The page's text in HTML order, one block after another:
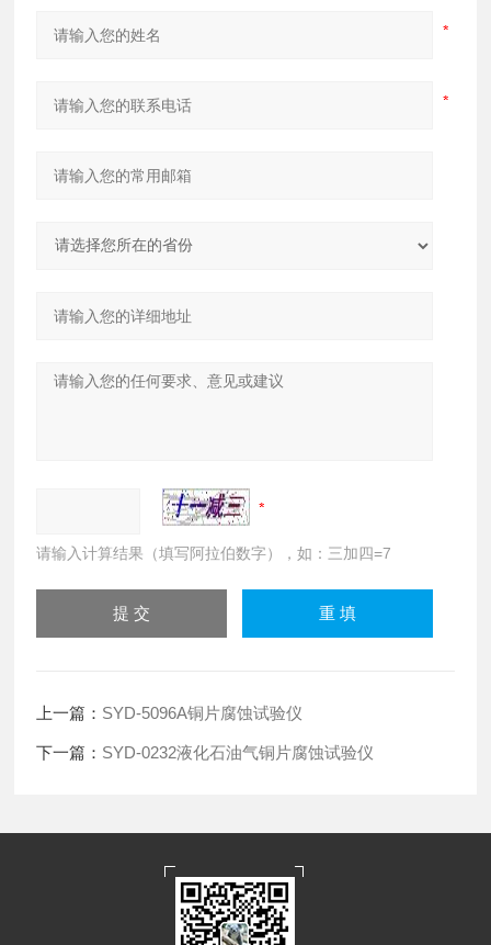
请输入计算结果（填写阿拉伯数字），如：三加四=7
上一篇： SYD-5096A铜片腐蚀试验仪
下一篇： SYD-0232液化石油气铜片腐蚀试验仪